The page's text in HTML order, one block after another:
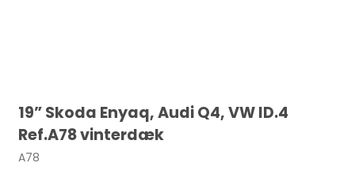
19” Skoda Enyaq, Audi Q4, VW ID.4
Ref.A78 vinterdæk
A78